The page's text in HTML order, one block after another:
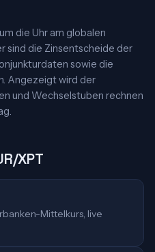
die Uhr am globalen
sind die Zinsentscheide der
sowie die
Angezeigt wird der
und Wechselstuben rechnen
XPT
Mittelkurs, live